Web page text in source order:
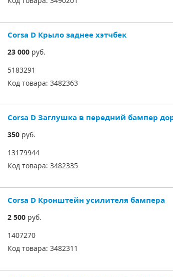
Corsa D Крыло заднее хэтчбек
23 000руб.
5183291
Код товара: 3482363
Corsa D Заглушка в передний бампер
350руб.
13179944
Код товара: 3482335
Corsa D Кронштейн усилителя бампера
2 500руб.
1407270
Код товара: 3482311